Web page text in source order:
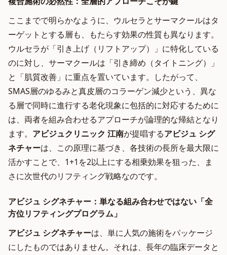
ここまでで明らかなように、ウルセラとサーマクールはタ
ーゲットとする層も、もたらす効果の性質も異なります。
ウルセラが「引き上げ（リフトアップ）」に特化している
のに対し、サーマクールは「引き締め（タイトニング）」
と「肌質改善」に重点を置いています。したがって、
SMAS層のゆるみと真皮層のコラーゲン減少という、異な
る層で同時に進行する老化現象に包括的に対応するために
は、両者を組み合わせるアプローチが論理的な帰結となり
ます。 アビジュクリニック 江南が提唱するアビジュ シグ
ネチャーは、この原理に基づき、各技術の長所を最大限に
活かすことで、1+1を2以上にする相乗効果を狙った、ま
さに次世代のリフティング戦略なのです。
アビジュ シグネチャー：単なる組み合わせではない「全
方位リフティングプログラム」
アビジュ シグネチャーは、単に人気の施術をパッケージ
にしたものではありません。それは、長年の臨床データと